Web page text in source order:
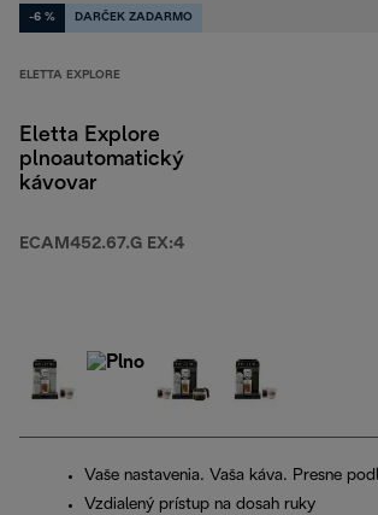
-6 % DARČEK ZADARMO
ELETTA EXPLORE
Eletta Explore
plnoautomatický
kávovar
ECAM452.67.G EX:4
Vaše nastavenia. Vaša káva. Presne
Vzdialený prístup na dosah ruky